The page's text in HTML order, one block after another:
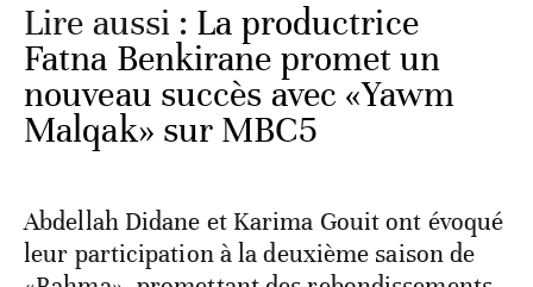
Lire aussi : La productrice
Fatna Benkirane promet un
nouveau succès avec «Yawm
Malqak» sur MBC5
Abdellah Didane et Karima Gouit ont évoqué
leur participation à la deuxième saison de